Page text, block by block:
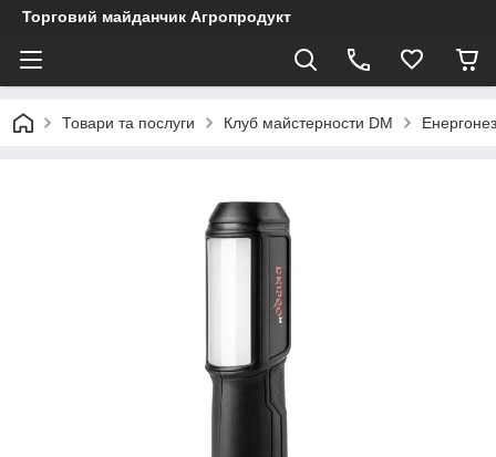
Торговий майданчик Агропродукт
Товари та послуги Клуб майстерности DM